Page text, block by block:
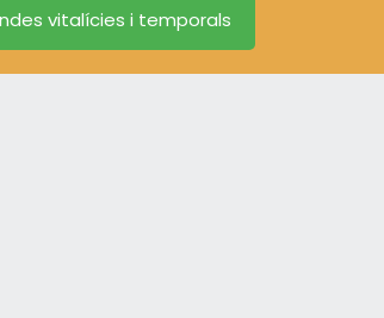
vitalícies i temporals